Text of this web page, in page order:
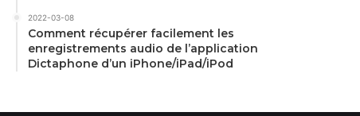
2022-03-08
Comment récupérer facilement les
enregistrements audio de l’application
Dictaphone d’un iPhone/iPad/iPod